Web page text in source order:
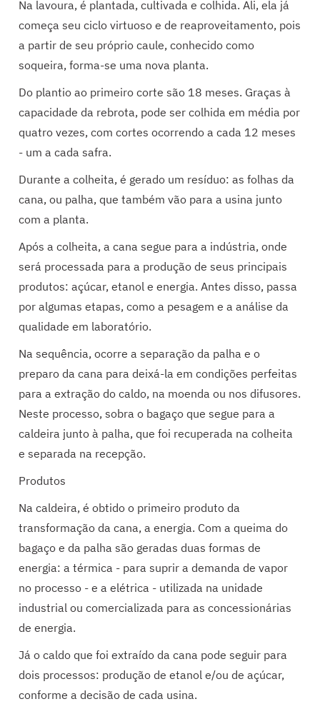
Na lavoura, é plantada, cultivada e colhida. Ali, ela já
começa seu ciclo virtuoso e de reaproveitamento, pois
a partir de seu próprio caule, conhecido como
soqueira, forma-se uma nova planta.
Do plantio ao primeiro corte são 18 meses. Graças à
capacidade da rebrota, pode ser colhida em média por
quatro vezes, com cortes ocorrendo a cada 12 meses
- um a cada safra.
Durante a colheita, é gerado um resíduo: as folhas da
cana, ou palha, que também vão para a usina junto
com a planta.
Após a colheita, a cana segue para a indústria, onde
será processada para a produção de seus principais
produtos: açúcar, etanol e energia. Antes disso, passa
por algumas etapas, como a pesagem e a análise da
qualidade em laboratório.
Na sequência, ocorre a separação da palha e o
preparo da cana para deixá-la em condições perfeitas
para a extração do caldo, na moenda ou nos difusores.
Neste processo, sobra o bagaço que segue para a
caldeira junto à palha, que foi recuperada na colheita
e separada na recepção.
Produtos
Na caldeira, é obtido o primeiro produto da
transformação da cana, a energia. Com a queima do
bagaço e da palha são geradas duas formas de
energia: a térmica - para suprir a demanda de vapor
no processo - e a elétrica - utilizada na unidade
industrial ou comercializada para as concessionárias
de energia.
Já o caldo que foi extraído da cana pode seguir para
dois processos: produção de etanol e/ou de açúcar,
conforme a decisão de cada usina.